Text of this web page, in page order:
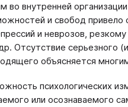
во внутренней
и свобод
и неврозов,
Отсутствие серьезного
объясняется
психологических
или осознаваемого